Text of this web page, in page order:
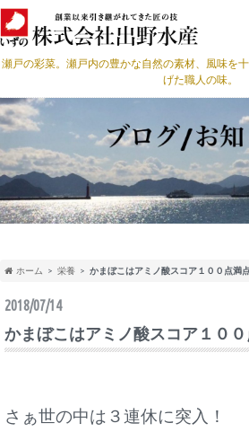
瀬戸の彩菜。瀬戸内の豊かな自然の素材、風味を
げた職人の味。
ホーム 栄養 かまぼこはアミノ酸スコア１００点満点
2018/07/14
かまぼこはアミノ酸スコア１００
さぁ世の中は３連休に突入！